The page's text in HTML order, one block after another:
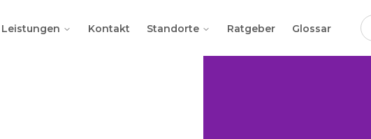
Leistungen Kontakt Standorte Ratgeber Glossar